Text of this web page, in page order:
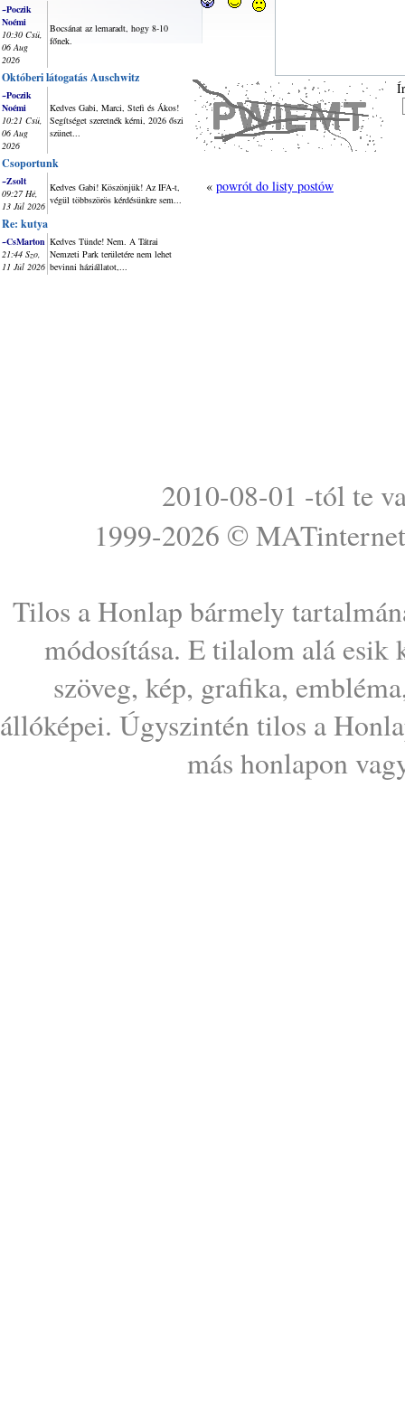
~Poczik
Noémi
10:30 Csü,
06 Aug
2026
Bocsánat az lemaradt, hogy 8-10
főnek.
Októberi látogatás Auschwitz
~Poczik
Noémi
10:21 Csü,
06 Aug
2026
Kedves Gabi, Marci, Stefi és Ákos!
Segítséget szeretnék kérni, 2026 őszi
szünet...
Csoportunk
~Zsolt
09:27 Hé,
13 Júl 2026
Kedves Gabi! Köszönjük! Az IFA-t,
végül többszörös kérdésünkre sem...
Re: kutya
~CsMarton
21:44 Szo,
11 Júl 2026
Kedves Tünde! Nem. A Tátrai
Nemzeti Park területére nem lehet
bevinni háziállatot,...
« powrót do listy postów
2010-08-01 -tól te
1999-2026 © MATinternet
Tilos a Honlap bármely
módosítása. E tilalom alá esik
szöveg, kép, grafika,
állóképei. Úgyszintén tilos a
más honlapon